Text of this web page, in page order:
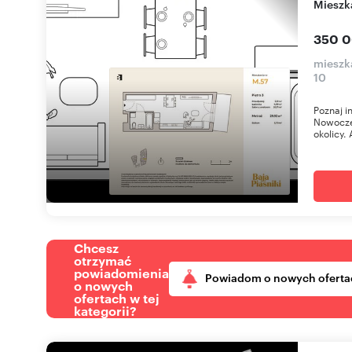
350
10
Poznaj
okolicy.
Chcesz
otrzymać
powiadomienia
o nowych
ofertach w tej
kategorii?
Powiadom o nowych